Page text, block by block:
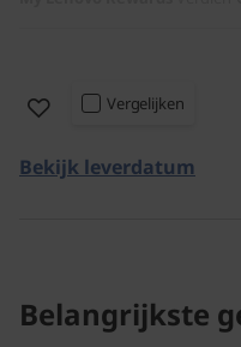
Vergelijken
Bekijk leverdatum
Belangrijkste